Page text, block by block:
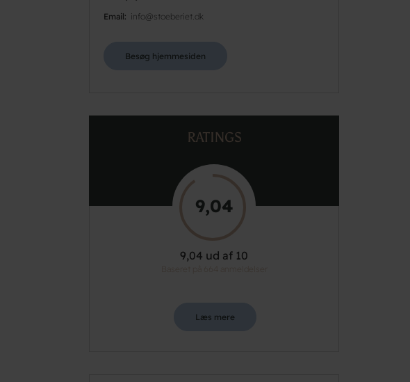
Email
info@stoeberiet.dk
Besøg hjemmesiden
RATINGS
9,04
9,04 ud af 10
Baseret på 664 anmeldelser
Læs mere